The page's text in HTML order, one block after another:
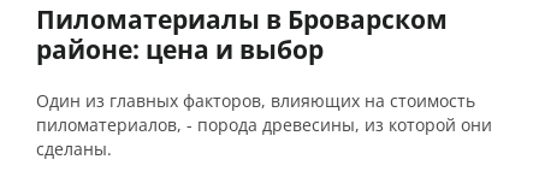
Пиломатериалы в Броварском
районе: цена и выбор
Один из главных факторов, влияющих на стоимость
пиломатериалов, - порода древесины, из которой они
сделаны.